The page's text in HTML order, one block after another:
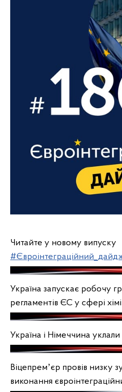
Читайте у новому випуску
Україна запускає робочу
регламентів ЄС у сфері
Україна і Німеччина
Віцепремʼєр провів низку
виконання